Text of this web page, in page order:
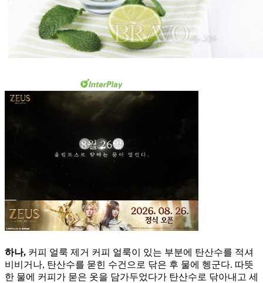
하나, 커피 얼룩 제거 커피 얼룩이 있는 부분에 탄산수를 적셔
비비거나, 탄산수를 묻힌 수건으로 닦은 후 물에 헹군다. 따뜻
한 물에 커피가 묻은 옷을 담가두었다가 탄산수로 닦아내고 세